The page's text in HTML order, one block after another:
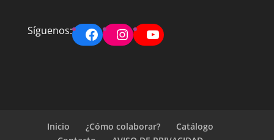
Síguenos: Facebook
Instagram
YouTube
Inicio ¿Cómo colaborar?
Catálogo